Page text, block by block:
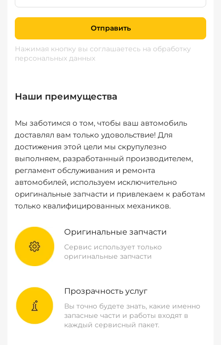
Отправить
Нажимая кнопку вы соглашаетесь на обработку
персональных данных
Наши преимущества
Мы заботимся о том, чтобы ваш автомобиль
доставлял вам только удовольствие! Для
достижения этой цели мы скрупулезно
выполняем, разработанный производителем,
регламент обслуживания и ремонта
автомобилей, используем исключительно
оригинальные запчасти и привлекаем к работам
только квалифицированных механиков.
Оригинальные запчасти
Сервис использует только
оригинальные запчасти
Прозрачность услуг
Вы точно будете знать, какие именно
запасные части и работы входят в
каждый сервисный пакет.